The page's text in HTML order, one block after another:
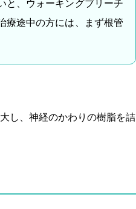
と、ウォーキングブリーチ
療途中の方には、まず根管
し、神経のかわりの樹脂を詰